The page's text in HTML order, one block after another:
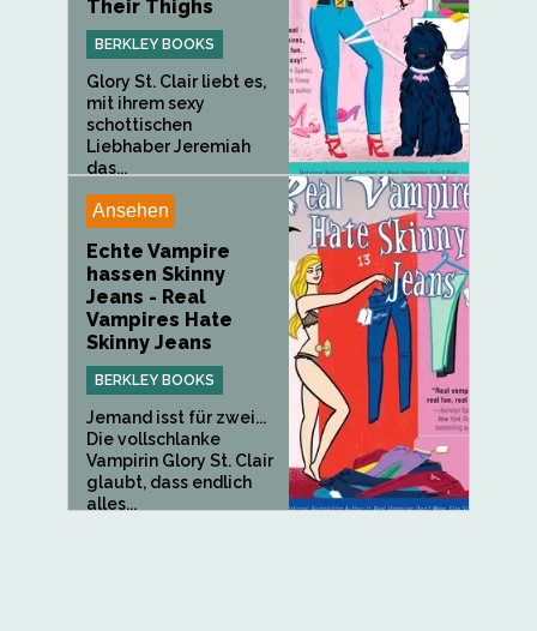
Their Thighs
BERKLEY BOOKS
Glory St. Clair liebt es,
mit ihrem sexy
schottischen
Liebhaber Jeremiah
das...
Ansehen
Echte Vampire
hassen Skinny
Jeans - Real
Vampires Hate
Skinny Jeans
BERKLEY BOOKS
Jemand isst für zwei...
Die vollschlanke
Vampirin Glory St. Clair
glaubt, dass endlich
alles...